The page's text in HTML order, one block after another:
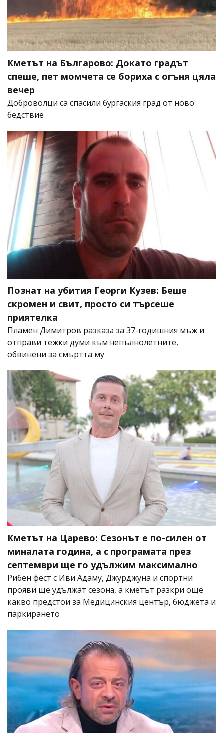
Кметът на Българово: Докато градът
спеше, пет момчета се бориха с огъня цяла
вечер
Доброволци са спасили бургаския град от ново
бедствие
Познат на убития Георги Кузев: Беше
скромен и свит, просто си търсеше
приятелка
Пламен Димитров разказа за 37-годишния мъж и
отправи тежки думи към непълнолетните,
обвинени за смъртта му
Кметът на Царево: Сезонът е по-силен от
миналата година, а с програмата през
септември ще го удължим максимално
Рибен фест с Иви Адаму, Джурджуна и спортни
прояви ще удължат сезона, а кметът разкри още
какво предстои за Медицинския център, бюджета и
паркирането